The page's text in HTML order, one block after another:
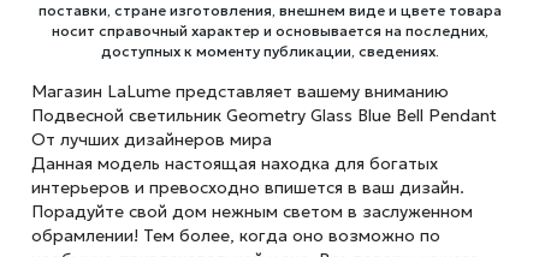
поставки, стране изготовления, внешнем виде и цвете товара
носит справочный характер и основывается на последних,
доступных к моменту публикации, сведениях.
Магазин LaLume представляет вашему вниманию
Подвесной светильник Geometry Glass Blue Bell Pendant
От лучших дизайнеров мира
Данная модель настоящая находка для богатых
интерьеров и превосходно впишется в ваш дизайн.
Порадуйте свой дом нежным светом в заслуженном
обрамлении! Тем более, когда оно возможно по